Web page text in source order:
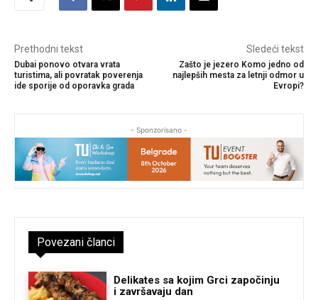
Prethodni tekst
Dubai ponovo otvara vrata
turistima, ali povratak poverenja
ide sporije od oporavka grada
Sledeći tekst
Zašto je jezero Komo jedno od
najlepših mesta za letnji odmor u
Evropi?
- Sponzorisano -
Povezani članci
Delikates sa kojim Grci započinju
i završavaju dan